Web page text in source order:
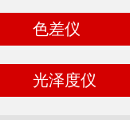
色差仪
光泽度仪